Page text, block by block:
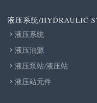
液压系统/HYDRAULIC
液压系统
液压油源
液压泵站/液压站
液压站元件